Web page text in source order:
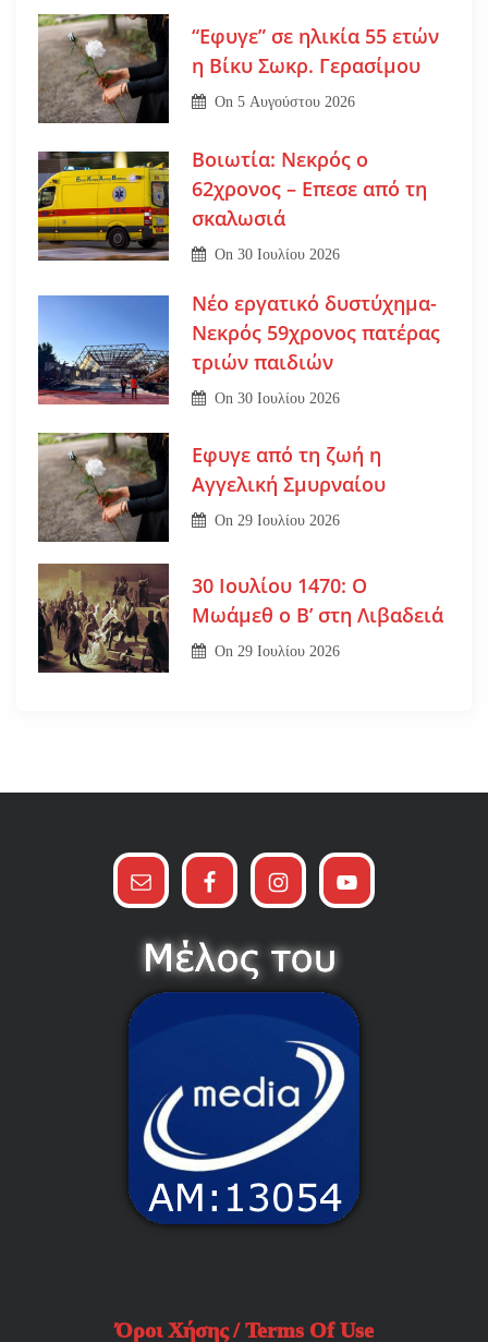
“Εφυγε” σε ηλικία 55 ετών
η Βίκυ Σωκρ. Γερασίμου
On5 Αυγούστου 2026
Βοιωτία: Νεκρός ο
62χρονος – Επεσε από τη
σκαλωσιά
On30 Ιουλίου 2026
Νέο εργατικό δυστύχημα-
Νεκρός 59χρονος πατέρας
τριών παιδιών
On30 Ιουλίου 2026
Εφυγε από τη ζωή η
Αγγελική Σμυρναίου
On29 Ιουλίου 2026
30 Ιουλίου 1470: Ο
Μωάμεθ ο Β’ στη Λιβαδειά
On29 Ιουλίου 2026
Όροι Χήσης / Terms Of Use